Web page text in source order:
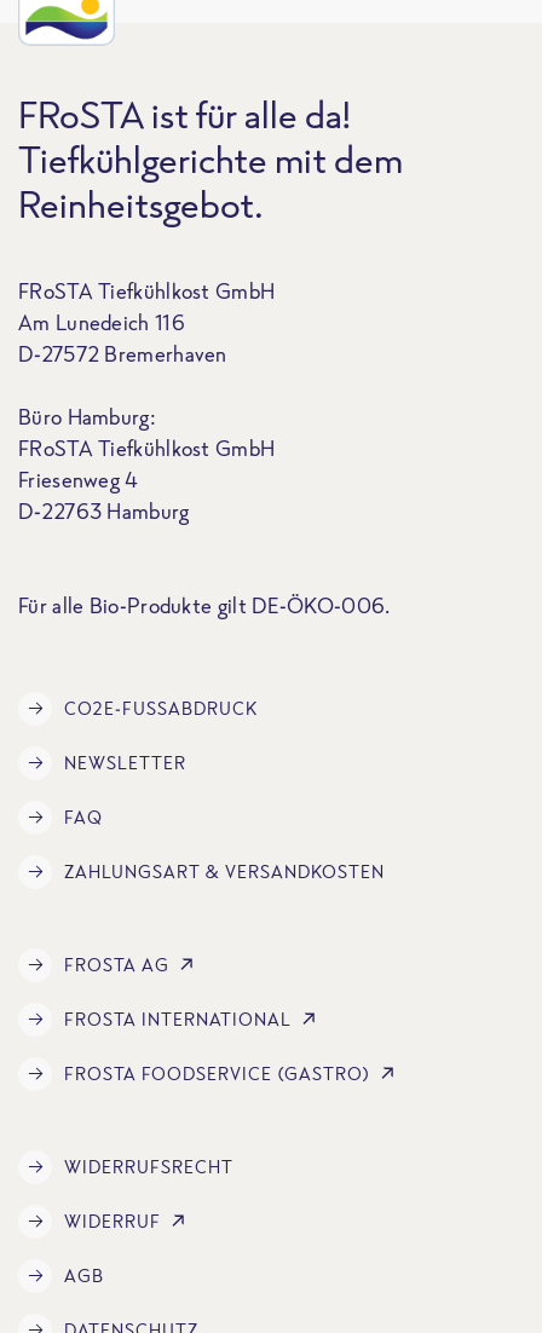
FRoSTA ist für alle da!
Tiefkühlgerichte mit dem
Reinheitsgebot.
FRoSTA Tiefkühlkost GmbH
Am Lunedeich 116
D-27572 Bremerhaven
Büro Hamburg:
FRoSTA Tiefkühlkost GmbH
Friesenweg 4
D-22763 Hamburg
Für alle Bio-Produkte gilt DE-ÖKO-006.
CO2E-FUSSABDRUCK
NEWSLETTER
FAQ
ZAHLUNGSART & VERSANDKOSTEN
FROSTA AG
FROSTA INTERNATIONAL
FROSTA FOODSERVICE (GASTRO)
WIDERRUFSRECHT
WIDERRUF
AGB